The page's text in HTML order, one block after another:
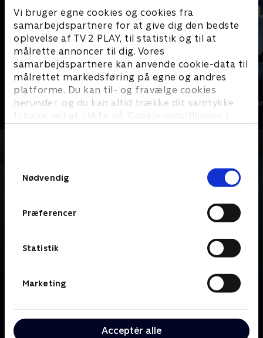
Vi bruger egne cookies og cookies fra
samarbejdspartnere for at give dig den bedste
oplevelse af TV 2 PLAY, til statistik og til at
målrette annoncer til dig. Vores
samarbejdspartnere kan anvende cookie-data til
målrettet markedsføring på egne og andres
platforme. Du kan til- og fravælge cookies
herunder, og du kan altid trække dit samtykke
tilbage ved at klikke på ’Cookie-indstillinger’ i
Nødvendig
Præferencer
Statistik
Marketing
Acceptér alle
Hvide Sande
Krimi & Spænding • 2 sæsoner
Konflikt
Krimi &
der truer med at vælte imperier og ødelægge liv.